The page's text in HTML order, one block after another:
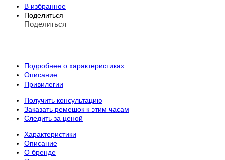
В избранное
Поделиться
Поделиться
Подробнее о характеристиках
Описание
Привилегии
Получить консультацию
Заказать ремешок к этим часам
Следить за ценой
Характеристики
Описание
О бренде